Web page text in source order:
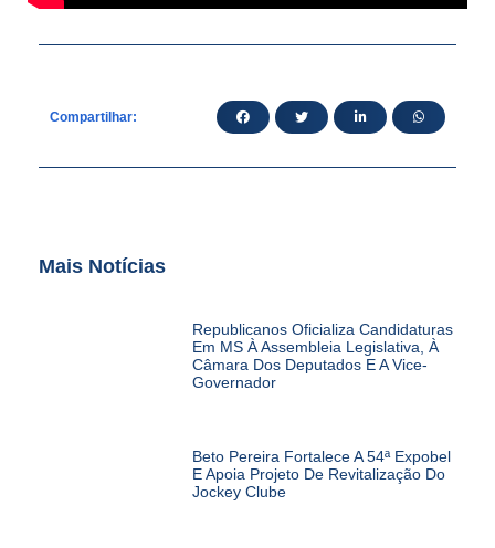
Compartilhar:
Mais Notícias
Republicanos Oficializa Candidaturas
Em MS À Assembleia Legislativa, À
Câmara Dos Deputados E A Vice-
Governador
Beto Pereira Fortalece A 54ª Expobel
E Apoia Projeto De Revitalização Do
Jockey Clube